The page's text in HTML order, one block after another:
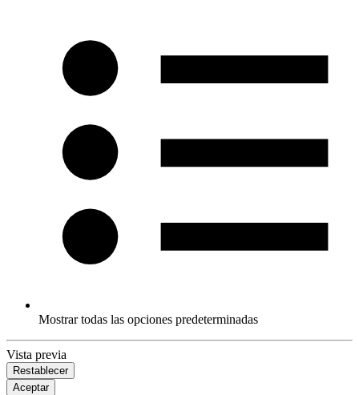
Mostrar todas las opciones predeterminadas
Vista previa
Restablecer
Aceptar